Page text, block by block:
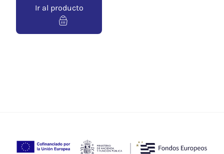
Ir al producto